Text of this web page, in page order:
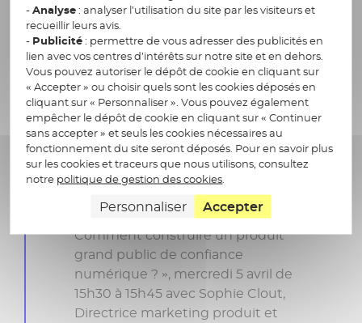
Business Unit Digital Identity &
Services de Docaposte
ID & KYC Forum, salle 3.3 | Table
ronde :« Les portefeuilles mobiles
en Europe et au-delà »,mercredi 5
avril 2023 de 11h15 à 12h15, avec
Nicolas Bigand, Directeur
Technique de L'Identité
Numérique La Poste
Espace ID Talk, Village ID & KYC |
Talk proposé par Docaposte: «
Comment construire un produit
grand public de confiance
numérique ? », mercredi 5 avril de
15h30 à 15h45 avec Sophie Clout,
Directrice marketing produit et
- Analyse: analyser l’utilisation du site par les visiteurs et
recueillir leurs avis.
- Publicité: permettre de vous adresser des publicités en
lien avec vos centres d’intérêts sur notre site et en dehors.
Vous pouvez autoriser le dépôt de cookie en cliquant sur
« Accepter » ou choisir quels sont les cookies déposés en
cliquant sur « Personnaliser ». Vous pouvez également
empêcher le dépôt de cookie en cliquant sur « Continuer
sans accepter » et seuls les cookies nécessaires au
fonctionnement du site seront déposés. Pour en savoir plus
sur les cookies et traceurs que nous utilisons, consultez
notre politique de gestion des cookies
Personnaliser Accepter